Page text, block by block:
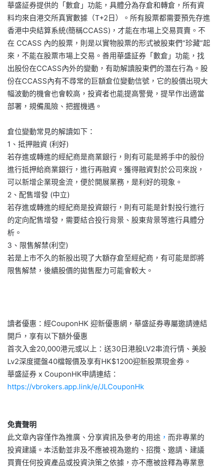
華盛証券提供的「數倉」功能，具體分為存倉和轉倉，所有資
料均來自港交所真實數據（T+2日）。所有股票都需要預先存進
香港中央結算系統(簡稱CCASS)，才能在市場上交易買賣。不
在 CCASS 內的股票，則是以實物股票的形式被股東們“珍藏”起
來，不能在股票市場上交易。善用華盛証券「數倉」功能，找
出股份在CCASS內外的變動，有助解讀股東們的潛在行為。股
份在CCASS內有不尋常的巨額倉位變動信號，它的股價出現大
幅波動的機會也會較高，投資者也能提高警覺，提早作出適當
部署，規備風險、把握機遇。
倉位變動常見的解讀如下：
1、抵押融資 (利好)
若存進或轉進的經紀商是商業銀行，則有可能是將手中的股份
進行抵押給商業銀行，進行再融資。獲得融資對於公司來說，
可以新增企業現金流，便於開展業務，是利好的現象。
2、配售增發 (中立)
若存進或轉進的經紀商是投資銀行，則有可能是針對投行進行
的定向配售增發，需要結合投行背景、股東背景等進行具體分
析。
3、限售解禁(利空)
若是上市不久的新股出現了大額存倉至經紀商，有可能是即將
限售解禁，後續股價的拋售壓力可能會較大。
讀者優惠：經CouponHK 迎新優惠網，華盛証券專屬邀請連結
開戶，享有以下額外優惠
首次入金20,000港元或以上：送30日港股LV2串流行情、美股
Lv2深度擺盤40檔報價及享有HK$1200迎新股票現金券。
華盛証券 x CouponHK申請連結：
https://vbrokers.app.link/e/JLCouponHk
免責聲明
此文章內容僅作為推廣、分享資訊及參考的用途 ， 而非專業的
投資建議。本活動並非及不應被視為邀約、招攬、邀請、建議
買賣任何投資產品或投資決策之依據，亦不應被詮釋為專業意